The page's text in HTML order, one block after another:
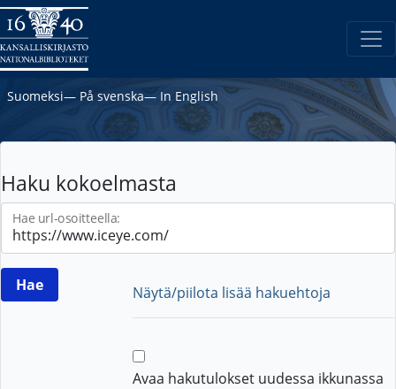
Suomeksi― På svenska― In English
Haku kokoelmasta
Hae url-osoitteella:
Näytä/piilota lisää hakuehtoja
Avaa hakutulokset uudessa ikkunassa